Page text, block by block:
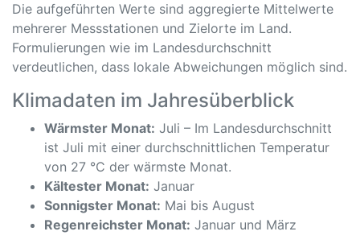
Die aufgeführten Werte sind aggregierte Mittelwerte
mehrerer Messstationen und Zielorte im Land.
Formulierungen wie im Landesdurchschnitt
verdeutlichen, dass lokale Abweichungen möglich sind.
Klimadaten im Jahresüberblick
Wärmster Monat: Juli – Im Landesdurchschnitt
ist Juli mit einer durchschnittlichen Temperatur
von 27 °C der wärmste Monat.
Kältester Monat: Januar
Sonnigster Monat: Mai bis August
Regenreichster Monat: Januar und März